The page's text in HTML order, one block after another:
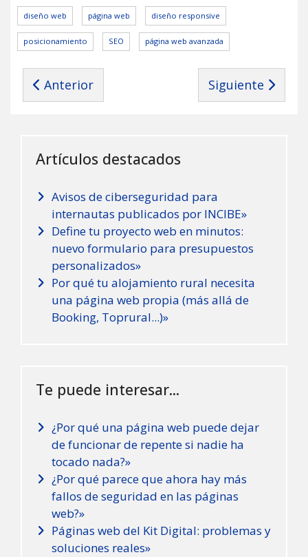
diseño web página web diseño responsive
posicionamiento SEO página web avanzada
Artículo anterior: ATENCIÓN: Phishing en
Anterior Artículo
Siguiente
Artículos destacados
Avisos de ciberseguridad para
internautas publicados por INCIBE»
Define tu proyecto web en minutos:
nuevo formulario para presupuestos
personalizados»
Por qué tu alojamiento rural necesita
una página web propia (más allá de
Booking, Toprural...)»
Te puede interesar...
¿Por qué una página web puede dejar
de funcionar de repente si nadie ha
tocado nada?»
¿Por qué parece que ahora hay más
fallos de seguridad en las páginas
web?»
Páginas web del Kit Digital: problemas y
soluciones reales»